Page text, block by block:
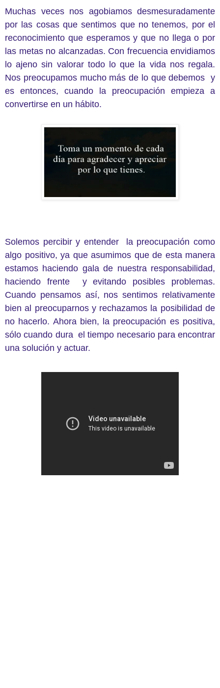
Muchas veces nos agobiamos desmesuradamente
por las cosas que sentimos que no tenemos, por el
reconocimiento que esperamos y que no llega o por
las metas no alcanzadas. Con frecuencia envidiamos
lo ajeno sin valorar todo lo que la vida nos regala.
Nos preocupamos mucho más de lo que debemos y
es entonces, cuando la preocupación empieza a
convertirse en un hábito.
Solemos percibir y entender la preocupación como
algo positivo, ya que asumimos que de esta manera
estamos haciendo gala de nuestra responsabilidad,
haciendo frente y evitando posibles problemas.
Cuando pensamos así, nos sentimos relativamente
bien al preocuparnos y rechazamos la posibilidad de
no hacerlo. Ahora bien, la preocupación es positiva,
sólo cuando dura el tiempo necesario para encontrar
una solución y actuar.